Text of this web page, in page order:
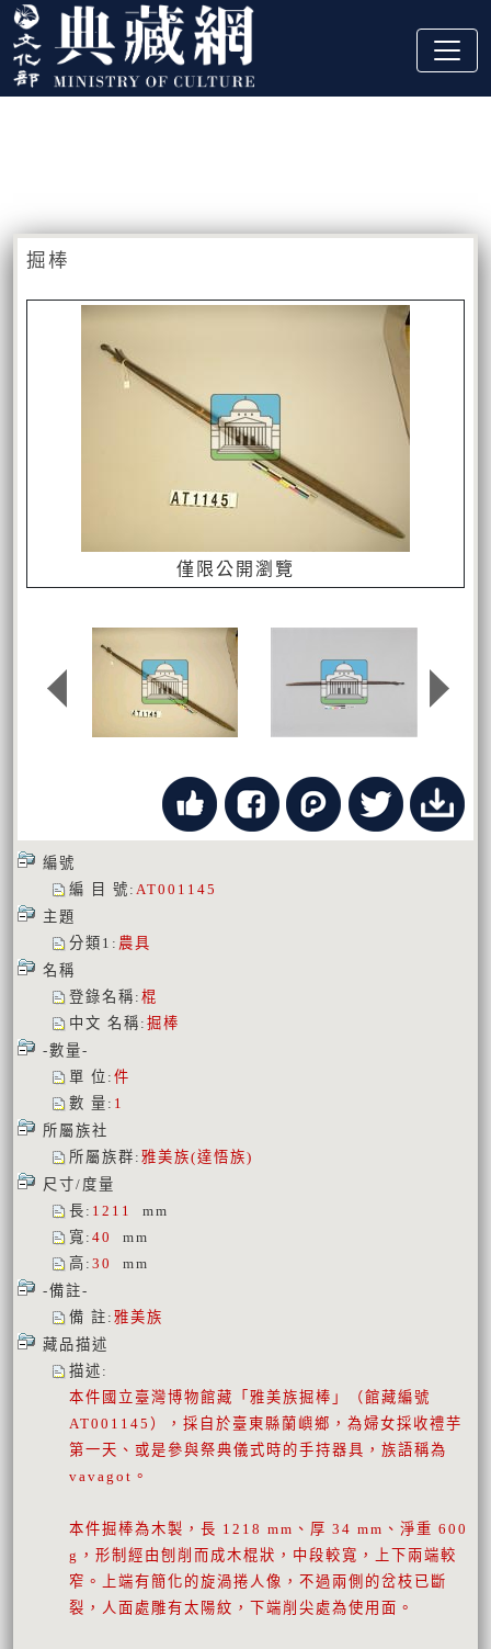
跳到主要內容
:::
掘棒
僅限公開瀏覽
編號
編 目 號 : AT001145
主題
分類1 : 農具
名稱
登錄名稱 : 棍
中文 名稱 : 掘棒
-數量-
單 位 : 件
數 量 : 1
所屬族社
所屬族群 : 雅美族(達悟族)
尺寸/度量
長 : 1211
mm
寬 : 40
mm
高 : 30
mm
-備註-
備 註 : 雅美族
藏品描述
描述 :
本件國立臺灣博物館藏「雅美族掘棒」（館藏編號
AT001145），採自於臺東縣蘭嶼鄉，為婦女採收禮芋
第一天、或是參與祭典儀式時的手持器具，族語稱為
vavagot。
本件掘棒為木製，長 1218 mm、厚 34 mm、淨重 600
g，形制經由刨削而成木棍狀，中段較寬，上下兩端較
窄。上端有簡化的旋渦捲人像，不過兩側的岔枝已斷
裂，人面處雕有太陽紋，下端削尖處為使用面。